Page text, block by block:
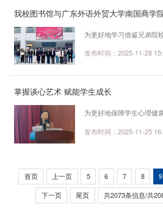
扣“德智体美劳”五育并举
位参与“德智体美劳”为主
我校图书馆与广东外语外贸大学南国商学
为更好地学习借鉴兄弟院
设与创新发展的新思路、
图书馆对口调研交流。学
动非常重视，指示图书馆
图书馆贾晓斌馆长紧密结
发布时间：2025-11-28
掌握谈心艺术 赋能学生成长
为更好地保障学生心理健
能，更好地发挥素质教师
院刘学兰教授担任主讲，
校素质教师及学业导师共
南师范大学心理学院教授
发布时间：2025-11-25
首页 上一页 5 6 7 8 9
下一页 尾页 共2073条信息/共